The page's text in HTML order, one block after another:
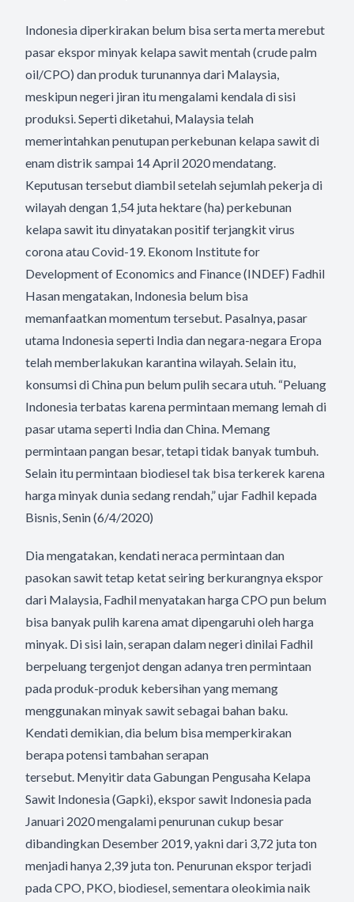
Indonesia diperkirakan belum bisa serta merta merebut
pasar ekspor minyak kelapa sawit mentah (crude palm
oil/CPO) dan produk turunannya dari Malaysia,
meskipun negeri jiran itu mengalami kendala di sisi
produksi. Seperti diketahui, Malaysia telah
memerintahkan penutupan perkebunan kelapa sawit di
enam distrik sampai 14 April 2020 mendatang.
Keputusan tersebut diambil setelah sejumlah pekerja di
wilayah dengan 1,54 juta hektare (ha) perkebunan
kelapa sawit itu dinyatakan positif terjangkit virus
corona atau Covid-19. Ekonom Institute for
Development of Economics and Finance (INDEF) Fadhil
Hasan mengatakan, Indonesia belum bisa
memanfaatkan momentum tersebut. Pasalnya, pasar
utama Indonesia seperti India dan negara-negara Eropa
telah memberlakukan karantina wilayah. Selain itu,
konsumsi di China pun belum pulih secara utuh. “Peluang
Indonesia terbatas karena permintaan memang lemah di
pasar utama seperti India dan China. Memang
permintaan pangan besar, tetapi tidak banyak tumbuh.
Selain itu permintaan biodiesel tak bisa terkerek karena
harga minyak dunia sedang rendah,” ujar Fadhil kepada
Bisnis, Senin (6/4/2020)
Dia mengatakan, kendati neraca permintaan dan
pasokan sawit tetap ketat seiring berkurangnya ekspor
dari Malaysia, Fadhil menyatakan harga CPO pun belum
bisa banyak pulih karena amat dipengaruhi oleh harga
minyak. Di sisi lain, serapan dalam negeri dinilai Fadhil
berpeluang tergenjot dengan adanya tren permintaan
pada produk-produk kebersihan yang memang
menggunakan minyak sawit sebagai bahan baku.
Kendati demikian, dia belum bisa memperkirakan
berapa potensi tambahan serapan
tersebut. Menyitir data Gabungan Pengusaha Kelapa
Sawit Indonesia (Gapki), ekspor sawit Indonesia pada
Januari 2020 mengalami penurunan cukup besar
dibandingkan Desember 2019, yakni dari 3,72 juta ton
menjadi hanya 2,39 juta ton. Penurunan ekspor terjadi
pada CPO, PKO, biodiesel, sementara oleokimia naik